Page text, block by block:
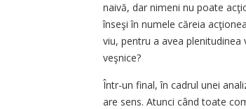
naivă, dar nimeni nu poate
înseşi în numele căreia
viu, pentru a avea plenitudinea
veşnice?
Într-un final, în cadrul unei
are sens. Atunci când toate